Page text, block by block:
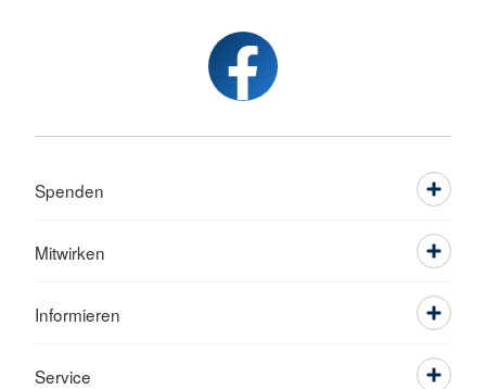
Spenden
Mitwirken
Informieren
Service